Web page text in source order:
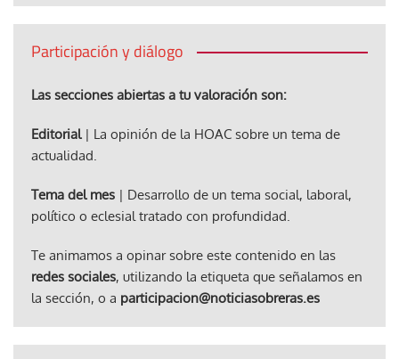
Participación y diálogo
Las secciones abiertas a tu valoración son:
Editorial| La opinión de la HOAC sobre un tema de
actualidad.
Tema del mes | Desarrollo de un tema social, laboral,
político o eclesial tratado con profundidad.
Te animamos a opinar sobre este contenido en las
redes sociales, utilizando la etiqueta que señalamos en
la sección, o a participacion@noticiasobreras.es